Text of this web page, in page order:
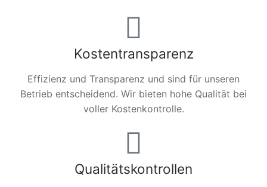
Kostentransparenz
Effizienz und Transparenz und sind für unseren
Betrieb entscheidend. Wir bieten hohe Qualität bei
voller Kostenkontrolle.
Qualitätskontrollen